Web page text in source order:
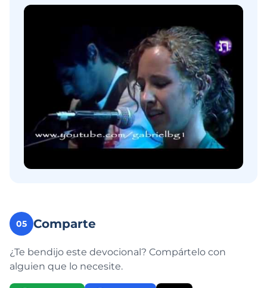
05 Comparte
¿Te bendijo este devocional? Compártelo con
alguien que lo necesite.